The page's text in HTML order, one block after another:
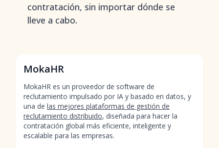
contratación, sin importar dónde se
lleve a cabo.
MokaHR
MokaHR es un proveedor de software de
reclutamiento impulsado por IA y basado en datos, y
una de las mejores plataformas de gestión de
reclutamiento distribuido, diseñada para hacer la
contratación global más eficiente, inteligente y
escalable para las empresas.